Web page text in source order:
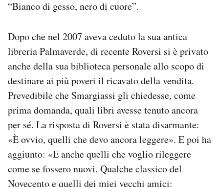
CALENDARIO
AREA PERSONALE
Area Personale
Newsletter
Notifiche mobile
Regala il Post
Hai bisogno di aiuto?
Esci
“Bianco di gesso, nero di cuore”.
Dopo che nel 2007 aveva ceduto la sua antica
libreria Palmaverde, di recente Roversi si è privato
anche della sua biblioteca personale allo scopo di
destinare ai più poveri il ricavato della vendita.
Prevedibile che Smargiassi gli chiedesse, come
prima domanda, quali libri avesse tenuto ancora
per sé. La risposta di Roversi è stata disarmante:
«È ovvio, quelli che devo ancora leggere». E poi ha
aggiunto: «E anche quelli che voglio rileggere
come se fossero nuovi. Qualche classico del
Novecento e quelli dei miei vecchi amici: